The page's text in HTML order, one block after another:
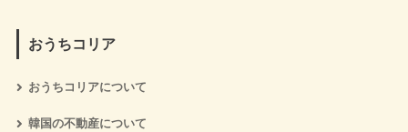
おうちコリア
おうちコリアについて
韓国の不動産について